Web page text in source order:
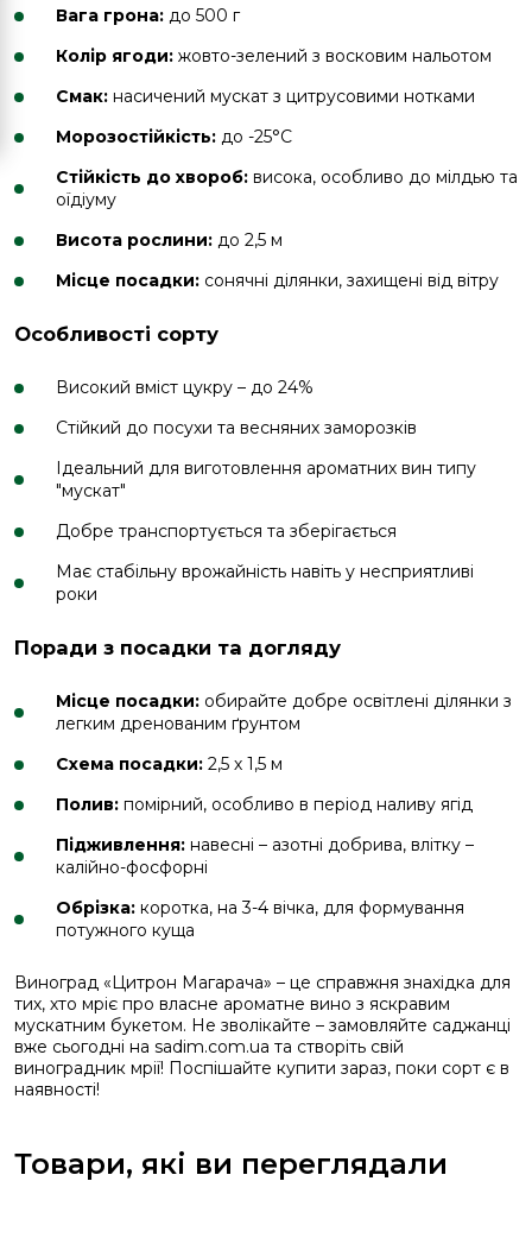
Вага грона: до 500 г
Колір ягоди: жовто-зелений з восковим нальотом
Смак: насичений мускат з цитрусовими нотками
Морозостійкість: до -25°C
Стійкість до хвороб: висока, особливо до мілдью та
оїдіуму
Висота рослини: до 2,5 м
Місце посадки: сонячні ділянки, захищені від вітру
Особливості сорту
Високий вміст цукру – до 24%
Стійкий до посухи та весняних заморозків
Ідеальний для виготовлення ароматних вин типу
"мускат"
Добре транспортується та зберігається
Має стабільну врожайність навіть у несприятливі
роки
Поради з посадки та догляду
Місце посадки: обирайте добре освітлені ділянки з
легким дренованим ґрунтом
Схема посадки: 2,5 х 1,5 м
Полив: помірний, особливо в період наливу ягід
Підживлення: навесні – азотні добрива, влітку –
калійно-фосфорні
Обрізка: коротка, на 3-4 вічка, для формування
потужного куща
Виноград «Цитрон Магарача» – це справжня знахідка для
тих, хто мріє про власне ароматне вино з яскравим
мускатним букетом. Не зволікайте – замовляйте саджанці
вже сьогодні на sadim.com.ua та створіть свій
виноградник мрії! Поспішайте купити зараз, поки сорт є в
наявності!
Товари, які ви переглядали